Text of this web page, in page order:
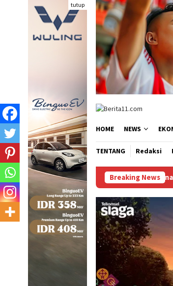
tutup
HOME NEWS
TENTANG Redaksi
Breaking News
Dana BTT NTB Rp484 Miliar